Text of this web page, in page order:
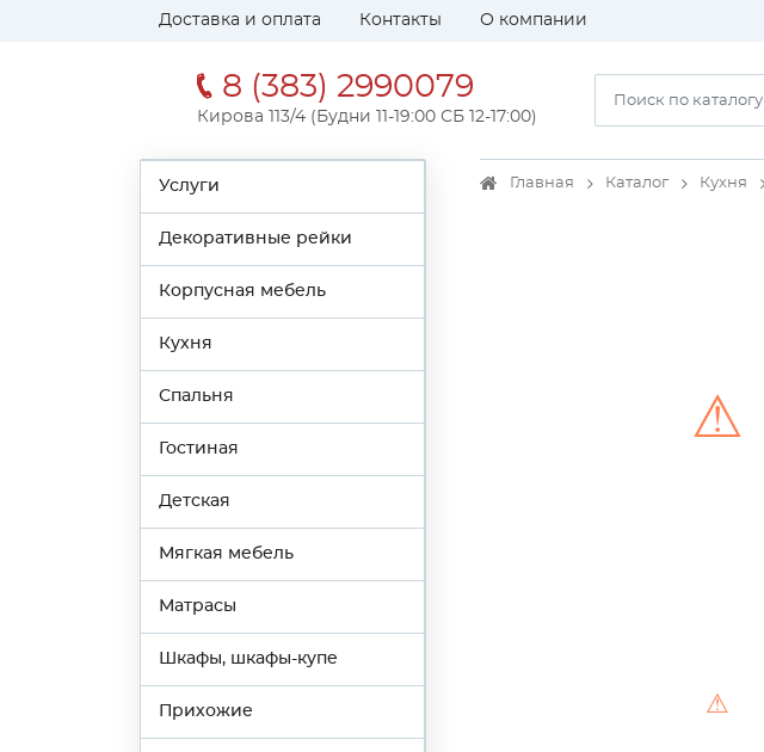
Доставка и оплата Контакты О компании
8 (383) 2990079
Кирова 113/4 (Будни 11-19:00 СБ 12-17:00)
Услуги
Декоративные рейки
Корпусная мебель
Кухня
Спальня
Гостиная
Детская
Мягкая мебель
Матрасы
Шкафы, шкафы-купе
Прихожие
Главная Каталог Кухня
⚠
⚠